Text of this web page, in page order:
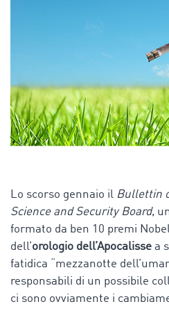
Lo scorso gennaio il Bullettin
Science and Security Board,
formato da ben 10 premi
dell’orologio dell’Apocalisse a
fatidica “mezzanotte
responsabili di un possibile
ci sono ovviamente i